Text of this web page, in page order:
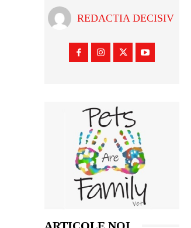
REDACTIA DECISIV
ARTICOLE NOI